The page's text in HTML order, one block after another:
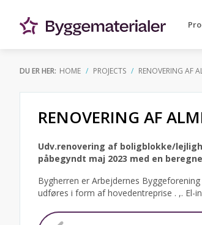
DU ER HER: HOME PROJECTS RENOVERING AF
RENOVERING AF
Udv.renovering af boligblokke/
påbegyndt maj 2023 med en
Bygherren er Arbejdernes
udføres i form af hovedentreprise . ,. El-